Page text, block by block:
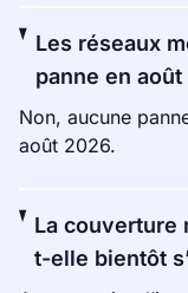
Les réseaux
panne en
Non, aucune
août 2026.
La couverture
t-elle bientôt